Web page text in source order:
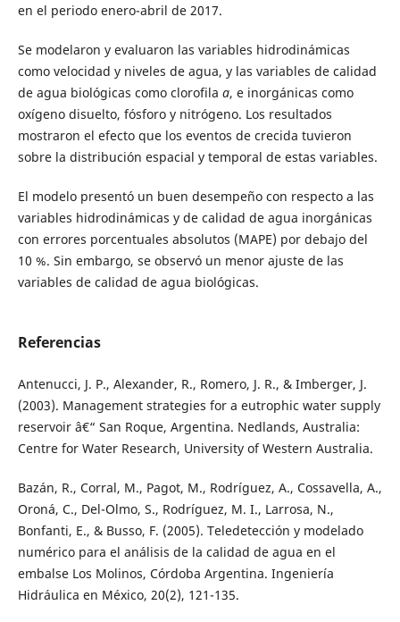
en el periodo enero-abril de 2017.
Se modelaron y evaluaron las variables hidrodinámicas
como velocidad y niveles de agua, y las variables de calidad
de agua biológicas como clorofila a, e inorgánicas como
oxígeno disuelto, fósforo y nitrógeno. Los resultados
mostraron el efecto que los eventos de crecida tuvieron
sobre la distribución espacial y temporal de estas variables.
El modelo presentó un buen desempeño con respecto a las
variables hidrodinámicas y de calidad de agua inorgánicas
con errores porcentuales absolutos (MAPE) por debajo del
10 %. Sin embargo, se observó un menor ajuste de las
variables de calidad de agua biológicas.
Referencias
Antenucci, J. P., Alexander, R., Romero, J. R., & Imberger, J.
(2003). Management strategies for a eutrophic water supply
reservoir â€“ San Roque, Argentina. Nedlands, Australia:
Centre for Water Research, University of Western Australia.
Bazán, R., Corral, M., Pagot, M., Rodríguez, A., Cossavella, A.,
Oroná, C., Del-Olmo, S., Rodríguez, M. I., Larrosa, N.,
Bonfanti, E., & Busso, F. (2005). Teledetección y modelado
numérico para el análisis de la calidad de agua en el
embalse Los Molinos, Córdoba Argentina. Ingeniería
Hidráulica en México, 20(2), 121-135.